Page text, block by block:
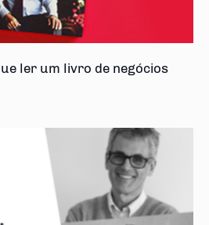
ler um livro de negócios